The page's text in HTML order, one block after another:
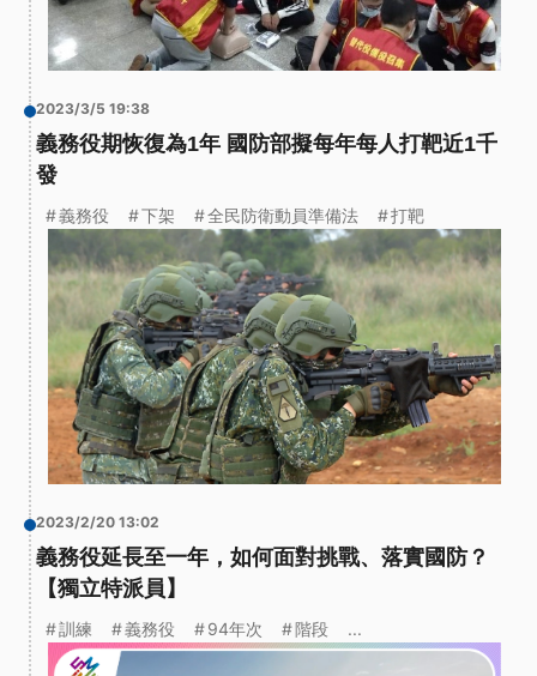
2023/3/5 19:38
義務役期恢復為1年 國防部擬每年每人打靶近1千
發
義務役 下架 全民防衛動員準備法 打靶
2023/2/20 13:02
義務役延長至一年，如何面對挑戰、落實國防？
【獨立特派員】
訓練 義務役 94年次 階段 ...